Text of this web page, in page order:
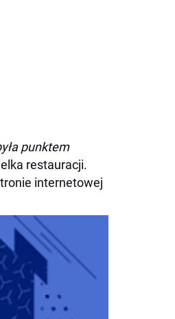
punktem
restauracji.
internetowej